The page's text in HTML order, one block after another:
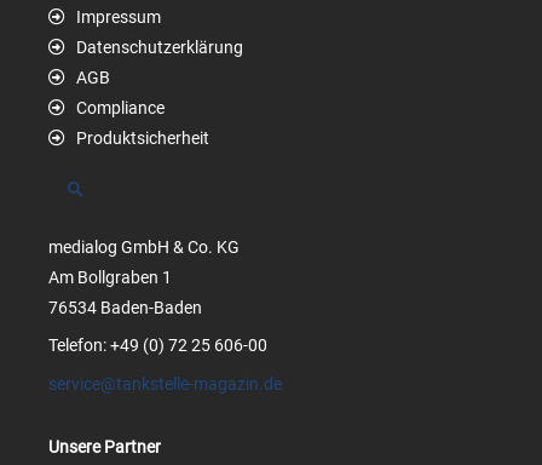
Impressum
Datenschutzerklärung
AGB
Compliance
Produktsicherheit
Suchen
medialog GmbH & Co. KG
Am Bollgraben 1
76534 Baden-Baden
Telefon: +49 (0) 72 25 606-00
service@tankstelle-magazin.de
Unsere Partner